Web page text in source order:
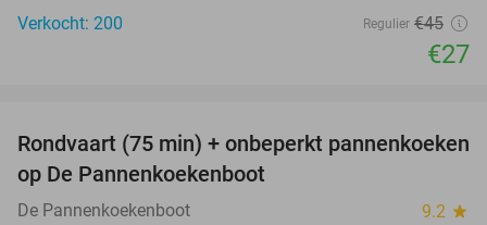
Verkocht: 200
Regulier €45
€27
30%
Rondvaart (75 min) + onbeperkt pannenkoeken
op De Pannenkoekenboot
De Pannenkoekenboot 9.2 star